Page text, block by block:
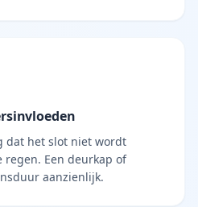
dat het slot niet wordt
Een deurkap of
aanzienlijk.